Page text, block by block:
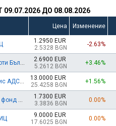
ДО 08.08.2026
Цена Изменение
1.2950 EUR
2.5328 BGN
-2.63%
Фонд за недвижими имоти България АДСИЦ
2.6900 EUR
5.2612 BGN
+3.46%
Болкан енд сий пропъртис АДСИЦ
13.0000 EUR
25.4258 BGN
+1.56%
Супер Боровец пропърти фонд АДСИЦ
1.7300 EUR
3.3836 BGN
0.00%
9.0000 EUR
17.6025 BGN
0.00%